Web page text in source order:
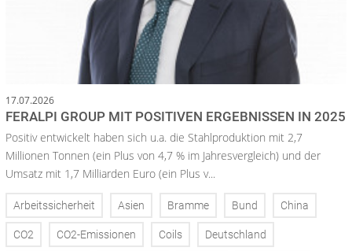
17.07.2026
FERALPI GROUP MIT POSITIVEN ERGEBNISSEN IN 2025
Positiv entwickelt haben sich u.a. die Stahlproduktion mit 2,7
Millionen Tonnen (ein Plus von 4,7 % im Jahresvergleich) und der
Umsatz mit 1,7 Milliarden Euro (ein Plus v...
Arbeitssicherheit Asien Bramme Bund China
CO2 CO2-Emissionen Coils Deutschland